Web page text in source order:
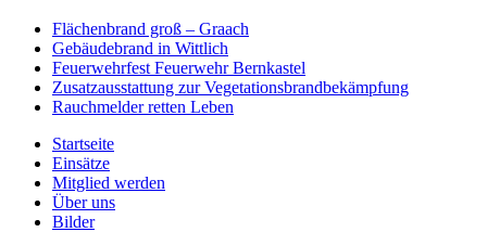
Flächenbrand groß – Graach
Gebäudebrand in Wittlich
Feuerwehrfest Feuerwehr Bernkastel
Zusatzausstattung zur Vegetationsbrandbekämpfung
Rauchmelder retten Leben
Startseite
Einsätze
Mitglied werden
Über uns
Bilder